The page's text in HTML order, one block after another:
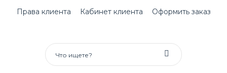
Права клиента Кабинет клиента Оформить заказ